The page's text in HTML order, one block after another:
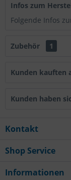
Infos zum
Folgende Infos
Zubehör 1
Kunden kauften
Kunden haben
Kontakt
Shop Service
Informationen